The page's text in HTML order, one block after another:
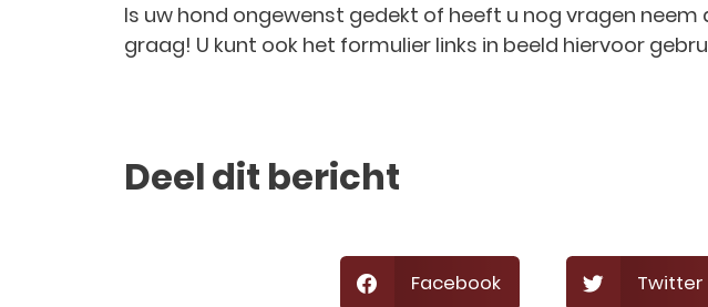
Is uw hond ongewenst gedekt of heeft u nog vragen neem
graag! U kunt ook het formulier links in beeld hiervoor
Deel dit bericht
Facebook Twitter